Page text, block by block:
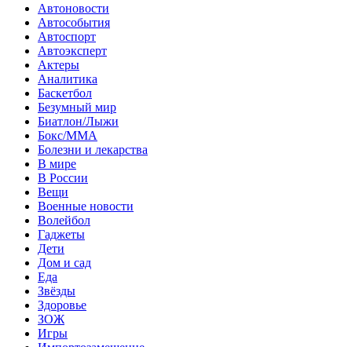
Автоновости
Автособытия
Автоспорт
Автоэксперт
Актеры
Аналитика
Баскетбол
Безумный мир
Биатлон/Лыжи
Бокс/MMA
Болезни и лекарства
В мире
В России
Вещи
Военные новости
Волейбол
Гаджеты
Дети
Дом и сад
Еда
Звёзды
Здоровье
ЗОЖ
Игры